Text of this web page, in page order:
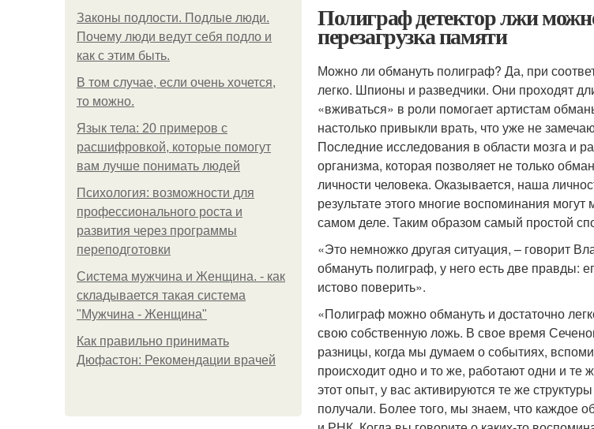
Законы подлости. Подлые люди.
Почему люди ведут себя подло и
как с этим быть.
В том случае, если очень хочется,
то можно.
Язык тела: 20 примеров с
расшифровкой, которые помогут
вам лучше понимать людей
Психология: возможности для
профессионального роста и
развития через программы
переподготовки
Система мужчина и Женщина. - как
складывается такая система
"Мужчина - Женщина"
Как правильно принимать
Дюфастон: Рекомендации врачей
Полиграф детектор лжи
перезагрузка памяти
Можно ли обмануть полиграф? Да, при
легко. Шпионы и разведчики. Они проходят
«вживаться» в роли помогает артистам
настолько привыкли врать, что уже не
Последние исследования в области мозга и
организма, которая позволяет не только
личности человека. Оказывается, наша
результате этого многие воспоминания
самом деле. Таким образом самый простой
«Это немножко другая ситуация, – говорит
обмануть полиграф, у него есть две правды:
истово поверить».
«Полиграф можно обмануть и достаточно
свою собственную ложь. В свое время
разницы, когда мы думаем о событиях,
происходит одно и то же, работают одни и те
этот опыт, у вас активируются те же
получали. Более того, мы знаем, что каждое